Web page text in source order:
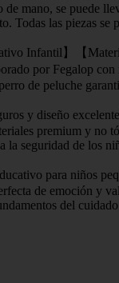
de mano, se puede
Todas las piezas se
Infantil】【
por Fegalop
de peluche
y diseño
premium y no
la seguridad de los
para niños
de emoción y
del